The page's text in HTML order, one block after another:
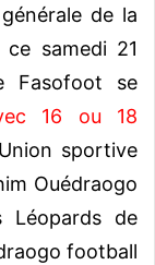
de la
samedi 21
Fasofoot se
16 ou 18
sportive
Ouédraogo
Léopards de
football